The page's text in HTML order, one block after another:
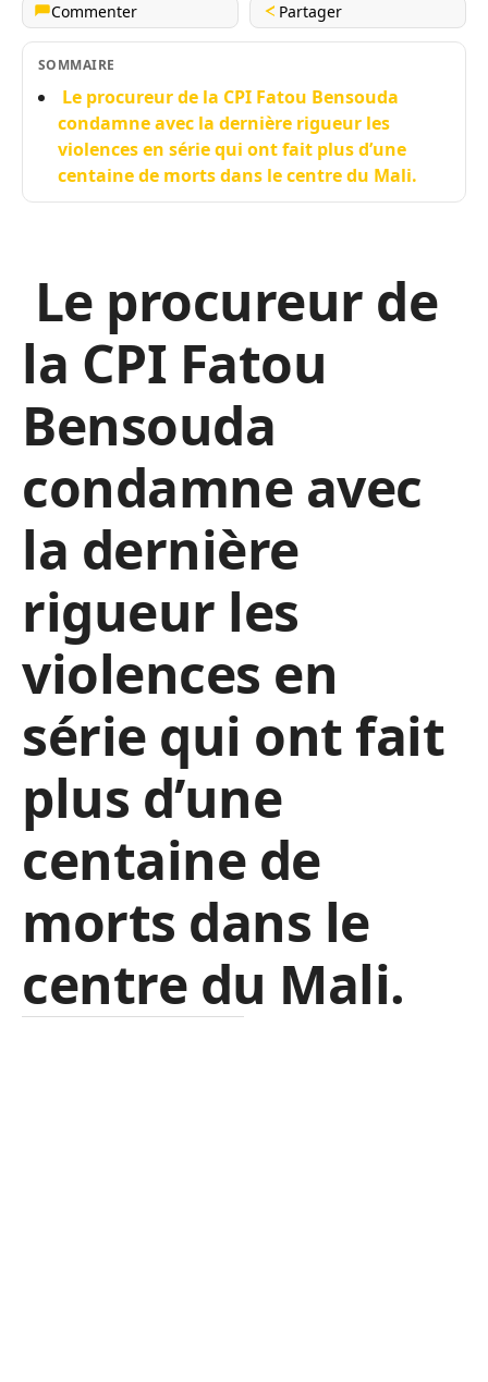
Commenter
Partager
SOMMAIRE
Le procureur de la CPI Fatou Bensouda
condamne avec la dernière rigueur les
violences en série qui ont fait plus d’une
centaine de morts dans le centre du Mali.
Le procureur de
la CPI Fatou
Bensouda
condamne avec
la dernière
rigueur les
violences en
série qui ont fait
plus d’une
centaine de
morts dans le
centre du Mali.